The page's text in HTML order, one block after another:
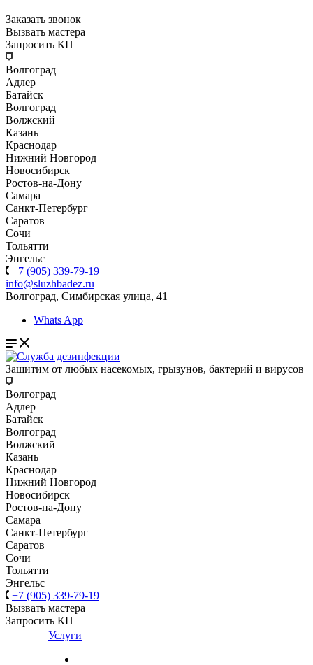
Заказать звонок
Вызвать мастера
Запросить КП
Волгоград
Адлер
Батайск
Волгоград
Волжский
Казань
Краснодар
Нижний Новгород
Новосибирск
Ростов-на-Дону
Самара
Санкт-Петербург
Саратов
Сочи
Тольятти
Энгельс
+7 (905) 339-79-19
info@sluzhbadez.ru
Волгоград, Симбирская улица, 41
Whats App
Защитим от любых насекомых, грызунов, бактерий и вирусов
Волгоград
Адлер
Батайск
Волгоград
Волжский
Казань
Краснодар
Нижний Новгород
Новосибирск
Ростов-на-Дону
Самара
Санкт-Петербург
Саратов
Сочи
Тольятти
Энгельс
+7 (905) 339-79-19
Вызвать мастера
Запросить КП
Услуги